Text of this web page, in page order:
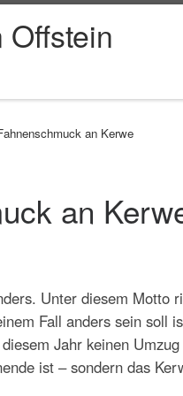
Offstein
an Kerwe
an
Unter diesem
Fall anders sein soll
Jahr keinen
ist – sondern das